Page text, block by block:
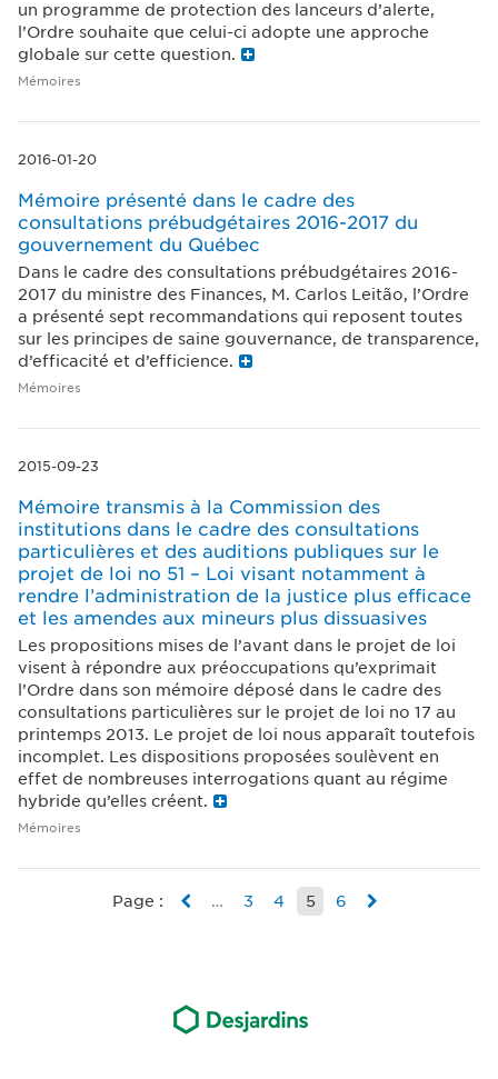
un programme de protection des lanceurs d’alerte,
l’Ordre souhaite que celui-ci adopte une approche
globale sur cette question.
Mémoires
2016-01-20
Mémoire présenté dans le cadre des
consultations prébudgétaires 2016-2017 du
gouvernement du Québec
Dans le cadre des consultations prébudgétaires 2016-
2017 du ministre des Finances, M. Carlos Leitão, l’Ordre
a présenté sept recommandations qui reposent toutes
sur les principes de saine gouvernance, de transparence,
d’efficacité et d’efficience.
Mémoires
2015-09-23
Mémoire transmis à la Commission des
institutions dans le cadre des consultations
particulières et des auditions publiques sur le
projet de loi no 51 – Loi visant notamment à
rendre l’administration de la justice plus efficace
et les amendes aux mineurs plus dissuasives
Les propositions mises de l’avant dans le projet de loi
visent à répondre aux préoccupations qu’exprimait
l’Ordre dans son mémoire déposé dans le cadre des
consultations particulières sur le projet de loi no 17 au
printemps 2013. Le projet de loi nous apparaît toutefois
incomplet. Les dispositions proposées soulèvent en
effet de nombreuses interrogations quant au régime
hybride qu’elles créent.
Mémoires
Page : … 3 4 5 6